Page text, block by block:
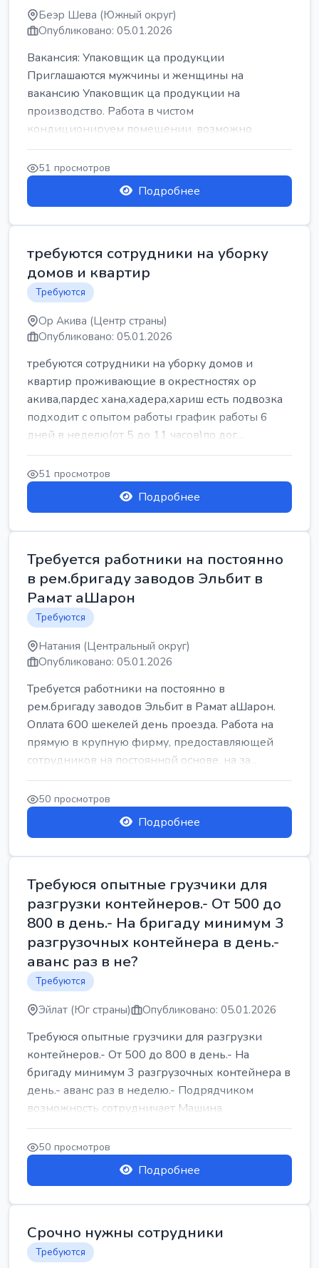
Беэр Шева (Южный округ)
Опубликовано: 05.01.2026
Вакансия: Упаковщик ца продукции
Приглашаются мужчины и женщины на
вакансию Упаковщик ца продукции на
производство. Работа в чистом
кондиционируем помещении, возможно
работать сидя. Работа с воскресен...
51 просмотров
Подробнее
требуются сотрудники на уборку
домов и квартир
Требуются
Ор Акива (Центр страны)
Опубликовано: 05.01.2026
требуются сотрудники на уборку домов и
квартир проживающие в окрестностях ор
акива,пардес хана,хадера,хариш есть подвозка
подходит с опытом работы график работы 6
дней в неделю(от 5 до 11 часов)по дог...
51 просмотров
Подробнее
Требуется работники на постоянно
в рем.бригаду заводов Эльбит в
Рамат аШарон
Требуются
Натания (Центральный округ)
Опубликовано: 05.01.2026
Требуется работники на постоянно в
рем.бригаду заводов Эльбит в Рамат аШарон.
Оплата 600 шекелей день проезда. Работа на
прямую в крупную фирму, предоставляющей
сотрудников на постоянной основе, на за...
50 просмотров
Подробнее
Требуюся опытные грузчики для
разгрузки контейнеров.- От 500 до
800 в день.- На бригаду минимум 3
разгрузочных контейнера в день.-
аванс раз в не?
Требуются
Эйлат (Юг страны) Опубликовано: 05.01.2026
Требуюся опытные грузчики для разгрузки
контейнеров.- От 500 до 800 в день.- На
бригаду минимум 3 разгрузочных контейнера в
день.- аванс раз в неделю.- Подрядчиком
возможность сотрудничает Машина
50 просмотров
Подробнее
Срочно нужны сотрудники
Требуются